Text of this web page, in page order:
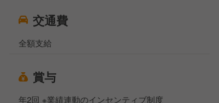
交通費
全額支給
賞与
年2回 ※業績連動のインセンティブ制度